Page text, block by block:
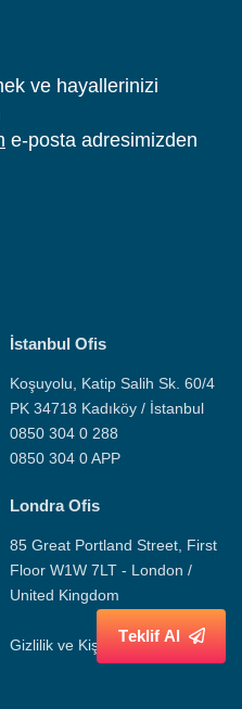
ve hayallerinizi
e-posta adresimizden
Teklif Al
İstanbul Ofis
Koşuyolu, Katip Salih Sk. 60/4
PK 34718 Kadıköy / İstanbul
0850 304 0 288
0850 304 0 APP
Londra Ofis
85 Great Portland Street, First
Floor W1W 7LT - London /
United Kingdom
Gizlilik ve Kişisel Veri Politikası